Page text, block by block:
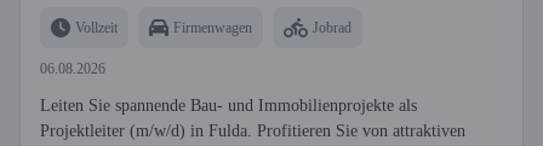
Vollzeit Firmenwagen Jobrad
06.08.2026
Leiten Sie spannende Bau- und Immobilienprojekte als
Projektleiter (m/w/d) in Fulda. Profitieren Sie von attraktiven